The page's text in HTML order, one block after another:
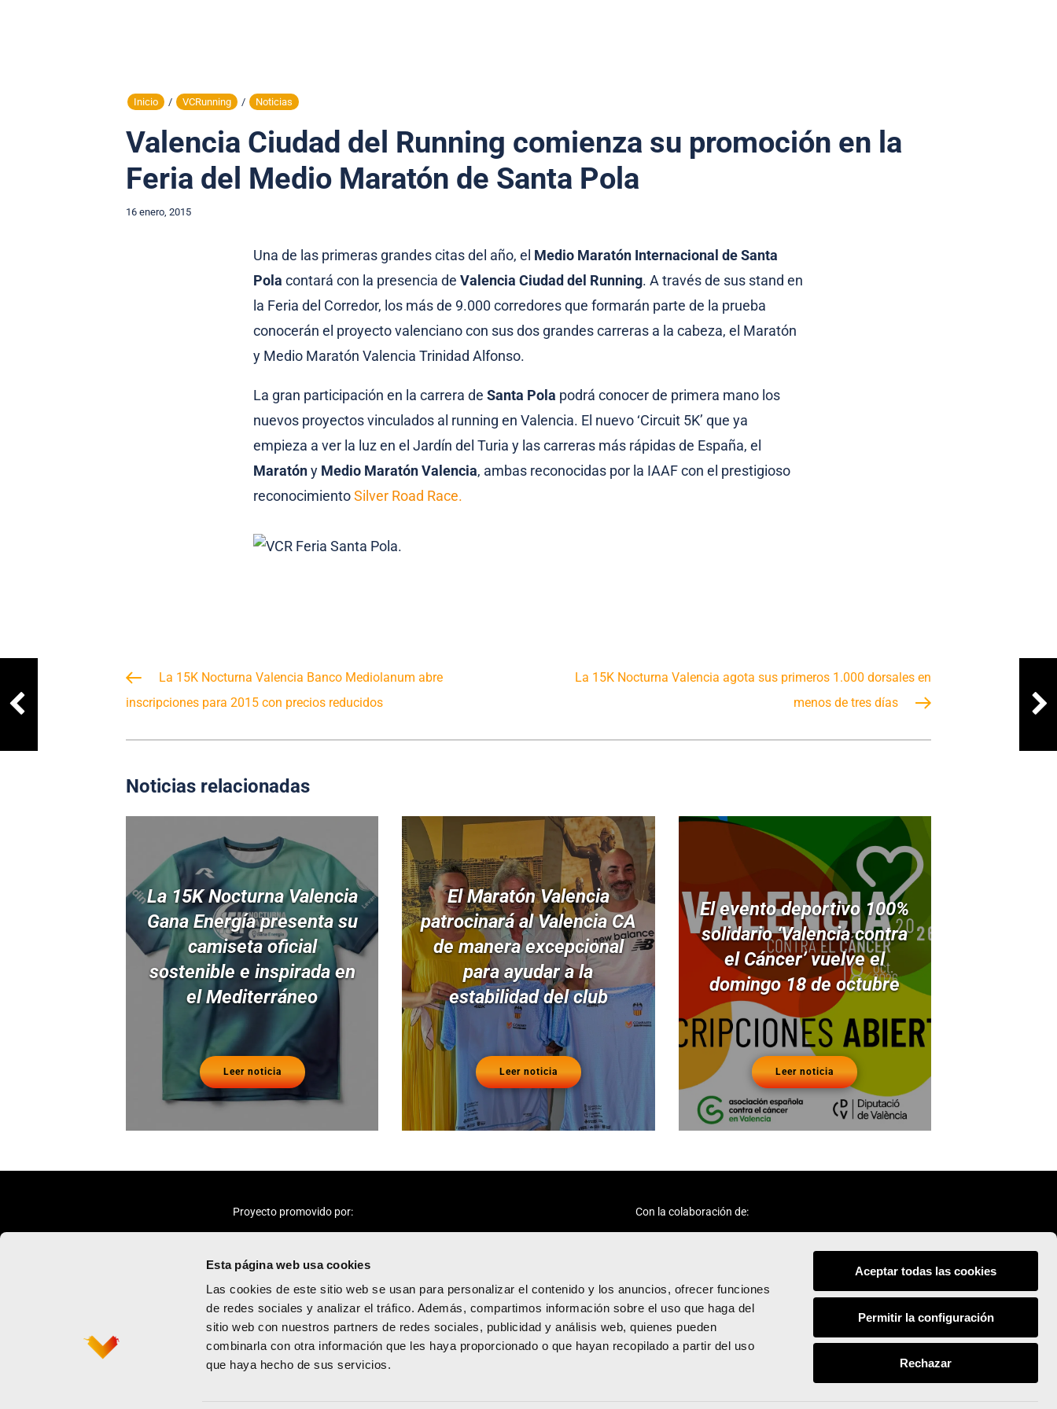
Esta página web usa cookies
Las cookies de este sitio web se usan para personalizar el contenido y los anuncios, ofrecer funciones
de redes sociales y analizar el tráfico. Además, compartimos información sobre el uso que haga del
sitio web con nuestros partners de redes sociales, publicidad y análisis web, quienes pueden
combinarla con otra información que les haya proporcionado o que hayan recopilado a partir del uso
que haya hecho de sus servicios.
Aceptar todas las cookies
Permitir la configuración
Rechazar
Inicio / VCRunning / Noticias
Valencia Ciudad del Running comienza su promoción en la
Feria del Medio Maratón de Santa Pola
16 enero, 2015
Una de las primeras grandes citas del año, el Medio Maratón Internacional de Santa
Pola contará con la presencia de Valencia Ciudad del Running. A través de sus stand en
la Feria del Corredor, los más de 9.000 corredores que formarán parte de la prueba
conocerán el proyecto valenciano con sus dos grandes carreras a la cabeza, el Maratón
y Medio Maratón Valencia Trinidad Alfonso.
La gran participación en la carrera de Santa Pola podrá conocer de primera mano los
nuevos proyectos vinculados al running en Valencia. El nuevo ‘Circuit 5K’ que ya
empieza a ver la luz en el Jardín del Turia y las carreras más rápidas de España, el
Maratóny Medio Maratón Valencia, ambas reconocidas por la IAAF con el prestigioso
reconocimientoSilver Road Race.
La 15K Nocturna Valencia Banco Mediolanum abre
inscripciones para 2015 con precios reducidos
La 15K Nocturna Valencia agota sus primeros 1.000 dorsales en
menos de tres días
Noticias relacionadas
La 15K Nocturna Valencia
Gana Energía presenta su
camiseta oficial
sostenible e inspirada en
el Mediterráneo
Leer noticia
El Maratón Valencia
patrocinará al Valencia CA
de manera excepcional
para ayudar a la
estabilidad del club
Leer noticia
El evento deportivo 100%
solidario ‘Valencia contra
el Cáncer’ vuelve el
domingo 18 de octubre
Leer noticia
Proyecto promovido por: Con la colaboración de:
Política de privacidad